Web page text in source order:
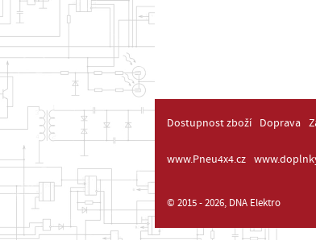
Dostupnost zboží Doprava
www.Pneu4x4.cz
© 2015 - 2026, DNA Elektro